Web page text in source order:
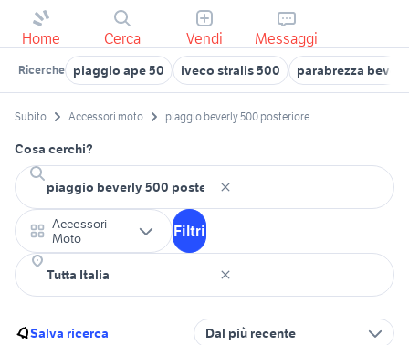
Home Cerca Vendi Messaggi
Ricerche piaggio ape 50 iveco stralis 500 parabrezza
Subito Accessori moto piaggio beverly 500 posteriore
Cosa cerchi?
Accessori
Moto
Filtri
Salva ricerca Dal più recente